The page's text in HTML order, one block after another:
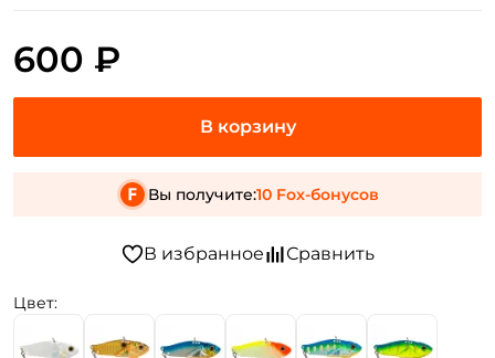
Цвет:
600 ₽
Вы получите:10 Fox-бонусов